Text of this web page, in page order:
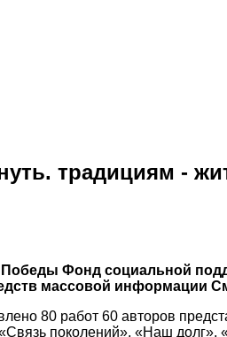
традициям -
Победы Фонд социальной
массовой информации
80 работ 60 авторов
поколений», «Наш долг»,